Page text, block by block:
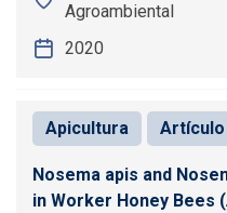
Agroambiental
2020
Apicultura
Nosema apis and
in Worker Honey Bees